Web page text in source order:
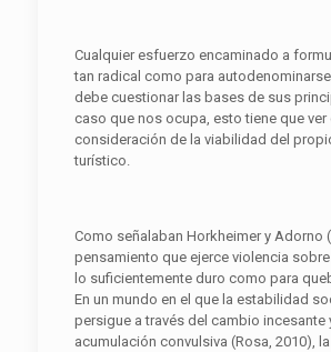
Cualquier esfuerzo encaminado a
tan radical como para
debe cuestionar las bases de sus
caso que nos ocupa, esto tiene que ver
consideración de la viabilidad del
turístico.
Como señalaban Horkheimer y Adorno
pensamiento que ejerce violencia
lo suficientemente duro como para
En un mundo en el que la estabilidad
persigue a través del cambio incesante
acumulación convulsiva (Rosa, 2010),